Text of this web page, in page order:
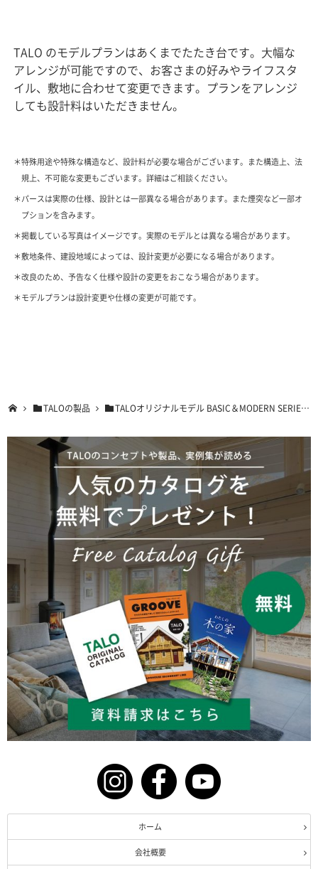
TALO のモデルプランはあくまでたたき台です。⼤幅な
アレンジが可能ですので、お客さまの好みやライフスタ
イル、敷地に合わせて変更できます。プランをアレンジ
しても設計料はいただきません。
＊特殊用途や特殊な構造など、設計料が必要な場合がございます。また構造上、法
規上、不可能な変更もございます。詳細はご相談ください。
＊パースは実際の仕様、設計とは一部異なる場合があります。また煙突など一部オ
プションを含みます。
＊掲載している写真はイメージです。実際のモデルとは異なる場合があります。
＊敷地条件、建設地域によっては、設計変更が必要になる場合があります。
＊改良のため、予告なく仕様や設計の変更をおこなう場合があります。
＊モデルプランは設計変更や仕様の変更が可能です。
TALOの製品 TALOオリジナルモデル BASIC＆MODERN SERIES
ホーム
会社概要